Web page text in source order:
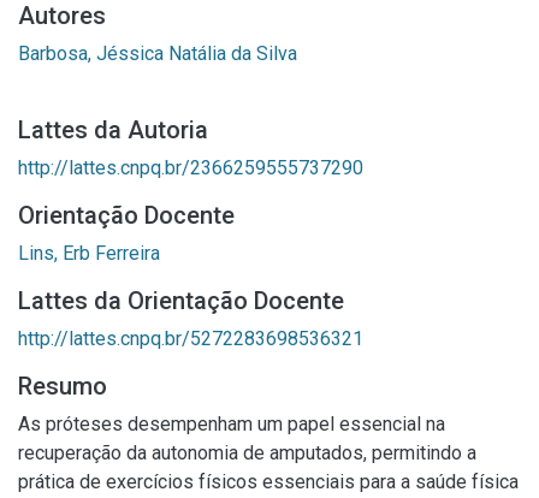
Autores
Barbosa, Jéssica Natália da Silva
Lattes da Autoria
http://lattes.cnpq.br/2366259555737290
Orientação Docente
Lins, Erb Ferreira
Lattes da Orientação Docente
http://lattes.cnpq.br/5272283698536321
Resumo
As próteses desempenham um papel essencial na
recuperação da autonomia de amputados, permitindo a
prática de exercícios físicos essenciais para a saúde física